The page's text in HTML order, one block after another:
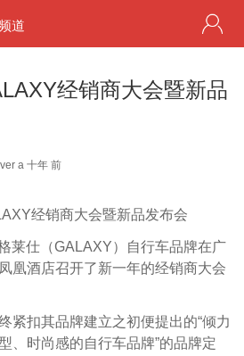
道
经销商大会暨新品
a 十年 前
莱仕（GALAXY）自行车品牌在广
凰酒店召开了新一年的经销商大会
紧扣其品牌建立之初便提出的“倾力
、时尚感的自行车品牌”的品牌定